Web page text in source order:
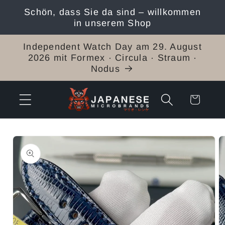
zum
Schön, dass Sie da sind – willkommen
in unserem Shop
Independent Watch Day am 29. August
2026 mit Formex · Circula · Straum ·
Nodus
Warenkorb